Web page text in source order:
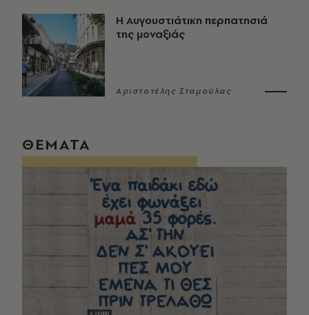
Η Αυγουστιάτικη περπατησιά
της μοναξιάς
Αριστοτέλης Σταμούλας
ΘΕΜΑΤΑ